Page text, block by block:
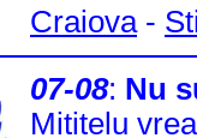
Craiova-
07-08: Nu
Mititelu